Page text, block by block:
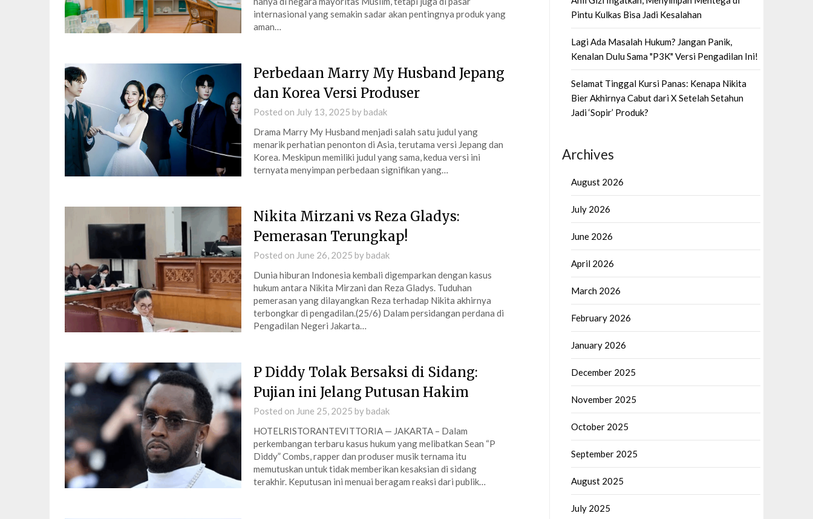
internasional yang semakin sadar akan pentingnya produk yang
aman…
Perbedaan Marry My Husband Jepang
dan Korea Versi Produser
Posted on July 13, 2025 bybadak
Drama Marry My Husband menjadi salah satu judul yang
menarik perhatian penonton di Asia, terutama versi Jepang dan
Korea. Meskipun memiliki judul yang sama, kedua versi ini
ternyata menyimpan perbedaan signifikan yang…
Nikita Mirzani vs Reza Gladys:
Pemerasan Terungkap!
Posted on June 26, 2025 bybadak
Dunia hiburan Indonesia kembali digemparkan dengan kasus
hukum antara Nikita Mirzani dan Reza Gladys. Tuduhan
pemerasan yang dilayangkan Reza terhadap Nikita akhirnya
terbongkar di pengadilan.(25/6) Dalam persidangan perdana di
Pengadilan Negeri Jakarta…
P Diddy Tolak Bersaksi di Sidang:
Pujian ini Jelang Putusan Hakim
Posted on June 25, 2025 bybadak
HOTELRISTORANTEVITTORIA — JAKARTA – Dalam
perkembangan terbaru kasus hukum yang melibatkan Sean “P
Diddy” Combs, rapper dan produser musik ternama itu
memutuskan untuk tidak memberikan kesaksian di sidang
terakhir. Keputusan ini menuai beragam reaksi dari publik…
Pintu Kulkas Bisa Jadi Kesalahan
Lagi Ada Masalah Hukum? Jangan Panik,
Kenalan Dulu Sama "P3K" Versi Pengadilan Ini!
Selamat Tinggal Kursi Panas: Kenapa Nikita
Bier Akhirnya Cabut dari X Setelah Setahun
Jadi ‘Sopir’ Produk?
Archives
August 2026
July 2026
June 2026
April 2026
March 2026
February 2026
January 2026
December 2025
November 2025
October 2025
September 2025
August 2025
July 2025